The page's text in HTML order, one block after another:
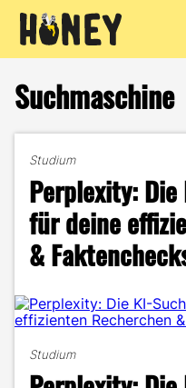
Inhalt
springen
Suchmaschine
Studium
Perplexity:
für deine
&
Studium